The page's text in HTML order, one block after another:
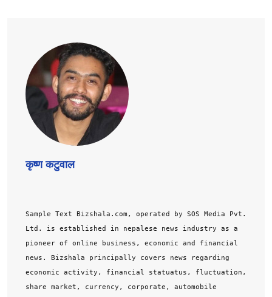
कृष्ण कटुवाल
Sample Text Bizshala.com, operated by SOS Media Pvt.
Ltd. is established in nepalese news industry as a
pioneer of online business, economic and financial
news. Bizshala principally covers news regarding
economic activity, financial statuatus, fluctuation,
share market, currency, corporate, automobile